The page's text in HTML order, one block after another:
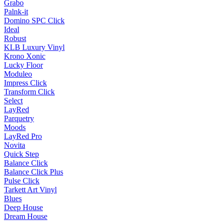
Grabo
Palnk-it
Domino SPC Click
Ideal
Robust
KLB Luxury Vinyl
Krono Xonic
Lucky Floor
Moduleo
Impress Click
Transform Click
Select
LayRed
Parquetry
Moods
LayRed Pro
Novita
Quick Step
Balance Click
Balance Click Plus
Pulse Click
Tarkett Art Vinyl
Blues
Deep House
Dream House